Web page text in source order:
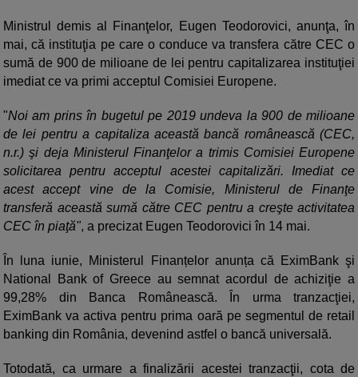
Ministrul demis al Finanţelor, Eugen Teodorovici, anunţa, în
mai, că instituţia pe care o conduce va transfera către CEC o
sumă de 900 de milioane de lei pentru capitalizarea instituţiei
imediat ce va primi acceptul Comisiei Europene.
"Noi am prins în bugetul pe 2019 undeva la 900 de milioane
de lei pentru a capitaliza această bancă românească (CEC,
n.r.) şi deja Ministerul Finanţelor a trimis Comisiei Europene
solicitarea pentru acceptul acestei capitalizări. Imediat ce
acest accept vine de la Comisie, Ministerul de Finanţe
transferă această sumă către CEC pentru a creşte activitatea
CEC în piaţă", a precizat Eugen Teodorovici în 14 mai.
În luna iunie, Ministerul Finanțelor anunța că EximBank şi
National Bank of Greece au semnat acordul de achiziţie a
99,28% din Banca Românească. În urma tranzacţiei,
EximBank va activa pentru prima oară pe segmentul de retail
banking din România, devenind astfel o bancă universală.
Totodată, ca urmare a finalizării acestei tranzacţii, cota de